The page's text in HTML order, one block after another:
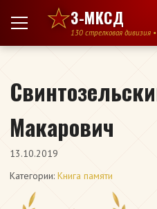
Перейти к содержимому
3-МКСД
130 стрелковая дивизия
Макарович
13.10.2019
Категории: Книга памяти